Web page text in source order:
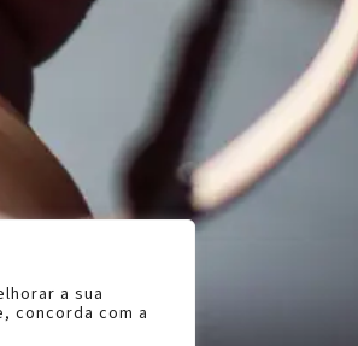
a sua
concorda com a